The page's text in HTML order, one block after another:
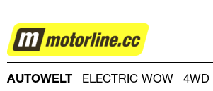
AUTOWELT
AUTOWELT ELECTRIC WOW 4WD